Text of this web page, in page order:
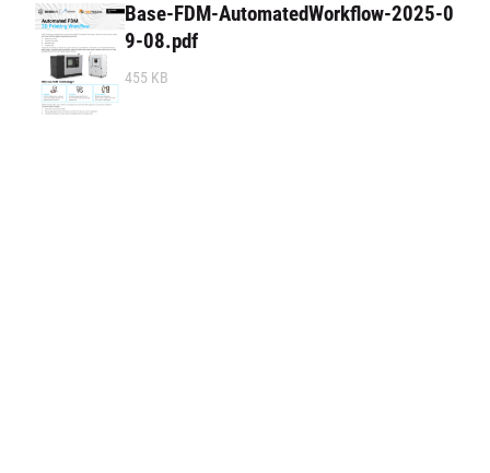
Base-FDM-AutomatedWorkflow-2025-0
9-08.pdf
455 KB